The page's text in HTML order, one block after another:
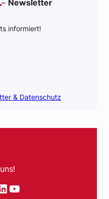
– Newsletter
informiert!
& Datenschutz
YouTube